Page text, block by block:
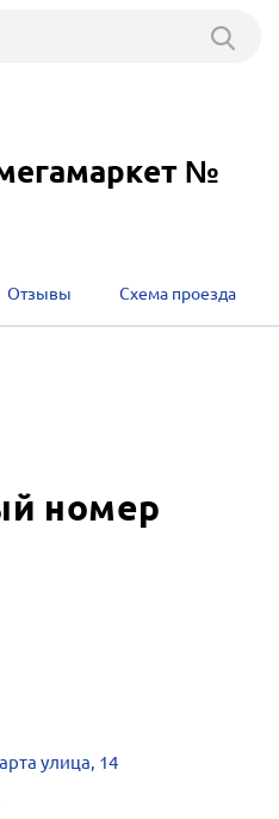
№
Отзывы Схема проезда
улица, 14